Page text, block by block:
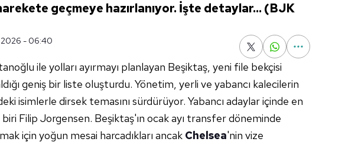
geçmeye hazırlanıyor. İşte detaylar... (BJK
2026 - 06:40
ile yolları ayırmayı planlayan Beşiktaş, yeni file bekçisi
geniş bir liste oluşturdu. Yönetim, yerli ve yabancı kalecilerin
isimlerle dirsek temasını sürdürüyor. Yabancı adaylar içinde en
Filip Jorgensen. Beşiktaş'ın ocak ayı transfer döneminde
için yoğun mesai harcadıkları ancak Chelsea'nin vize